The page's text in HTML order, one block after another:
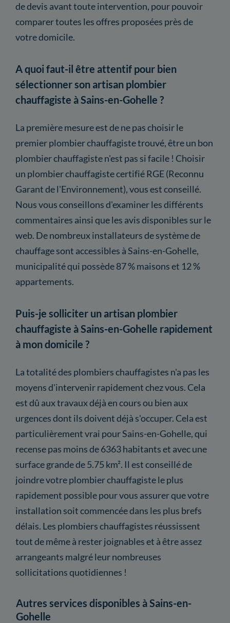
de devis avant toute intervention, pour pouvoir
comparer toutes les offres proposées près de
votre domicile.
A quoi faut-il être attentif pour bien
sélectionner son artisan plombier
chauffagiste à Sains-en-Gohelle ?
La première mesure est de ne pas choisir le
premier plombier chauffagiste trouvé, être un bon
plombier chauffagiste n'est pas si facile ! Choisir
un plombier chauffagiste certifié RGE (Reconnu
Garant de l'Environnement), vous est conseillé.
Nous vous conseillons d'examiner les différents
commentaires ainsi que les avis disponibles sur le
web. De nombreux installateurs de système de
chauffage sont accessibles à Sains-en-Gohelle,
municipalité qui possède 87 % maisons et 12 %
appartements.
Puis-je solliciter un artisan plombier
chauffagiste à Sains-en-Gohelle rapidement
à mon domicile ?
La totalité des plombiers chauffagistes n'a pas les
moyens d'intervenir rapidement chez vous. Cela
est dû aux travaux déjà en cours ou bien aux
urgences dont ils doivent déjà s'occuper. Cela est
particulièrement vrai pour Sains-en-Gohelle, qui
recense pas moins de 6363 habitants et avec une
surface grande de 5.75 km². Il est conseillé de
joindre votre plombier chauffagiste le plus
rapidement possible pour vous assurer que votre
installation soit commencée dans les plus brefs
délais. Les plombiers chauffagistes réussissent
tout de même à rester joignables et à être assez
arrangeants malgré leur nombreuses
sollicitations quotidiennes !
Autres services disponibles à Sains-en-
Gohelle